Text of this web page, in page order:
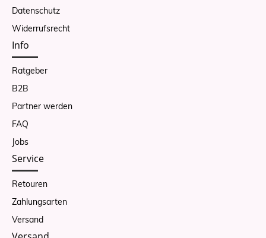
Datenschutz
Widerrufsrecht
Info
Ratgeber
B2B
Partner werden
FAQ
Jobs
Service
Retouren
Zahlungsarten
Versand